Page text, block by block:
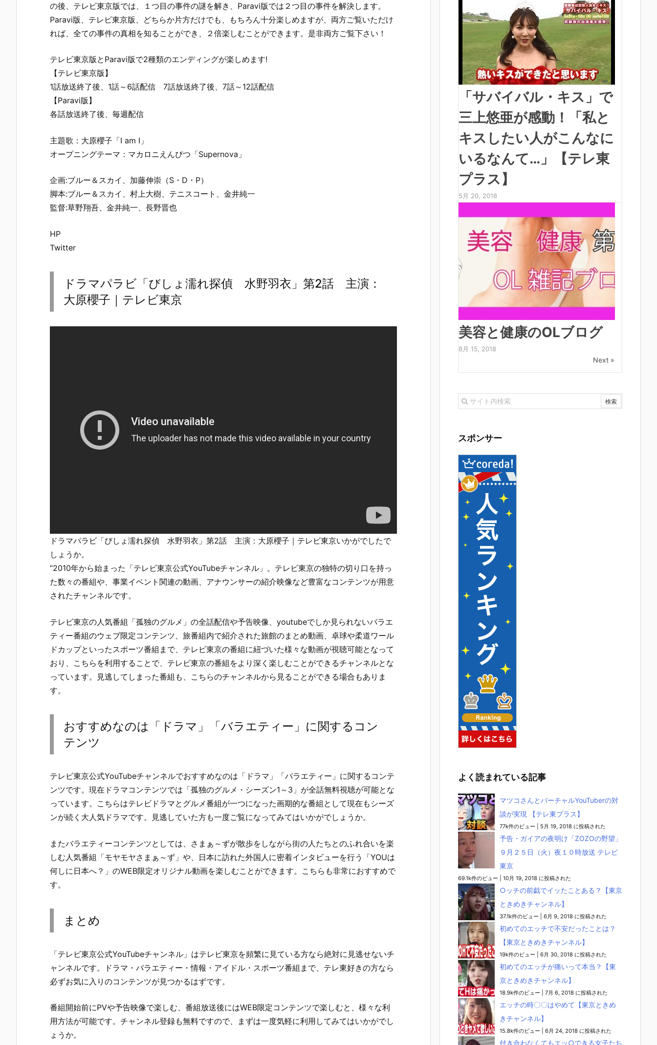
の後、テレビ東京版では、１つ目の事件の謎を解き、Paravi版では２つ目の事件を解決します。
Paravi版、テレビ東京版、どちらか片方だけでも、もちろん十分楽しめますが、両方ご覧いただけ
れば、全ての事件の真相を知ることができ、２倍楽しむことができます。是非両方ご覧下さい！
テレビ東京版とParavi版で2種類のエンディングが楽しめます!
【テレビ東京版】
1話放送終了後、1話～6話配信 7話放送終了後、7話～12話配信
【Paravi版】
各話放送終了後、毎週配信
主題歌：大原櫻子「I am I」
オープニングテーマ：マカロニえんぴつ「Supernova」
企画:ブルー＆スカイ、加藤伸崇（S・D・P）
脚本:ブルー＆スカイ、村上大樹、テニスコート、金井純一
監督:草野翔吾、金井純一、長野晋也
HP
Twitter
ドラマパラビ「びしょ濡れ探偵 水野羽衣」第2話 主演：
大原櫻子｜テレビ東京
ドラマパラビ「びしょ濡れ探偵 水野羽衣」第2話 主演：大原櫻子｜テレビ東京いかがでしたで
しょうか。
“2010年から始まった「テレビ東京公式YouTubeチャンネル」。テレビ東京の独特の切り口を持っ
た数々の番組や、事業イベント関連の動画、アナウンサーの紹介映像など豊富なコンテンツが用意
されたチャンネルです。
テレビ東京の人気番組「孤独のグルメ」の全話配信や予告映像、youtubeでしか見られないバラエ
ティー番組のウェブ限定コンテンツ、旅番組内で紹介された旅館のまとめ動画、卓球や柔道ワール
ドカップといったスポーツ番組まで、テレビ東京の番組に紐づいた様々な動画が視聴可能となって
おり、こちらを利用することで、テレビ東京の番組をより深く楽しむことができるチャンネルとな
っています。見逃してしまった番組も、こちらのチャンネルから見ることができる場合もありま
す。
おすすめなのは「ドラマ」「バラエティー」に関するコン
テンツ
テレビ東京公式YouTubeチャンネルでおすすめなのは「ドラマ」「バラエティー」に関するコンテ
ンツです。現在ドラマコンテンツでは「孤独のグルメ・シーズン1～3」が全話無料視聴が可能とな
っています。こちらはテレビドラマとグルメ番組が一つになった画期的な番組として現在もシーズ
ンが続く大人気ドラマです。見逃していた方も一度ご覧になってみてはいかがでしょうか。
またバラエティーコンテンツとしては、さまぁ～ずが散歩をしながら街の人たちとのふれ合いを楽
しむ人気番組「モヤモヤさまぁ～ず」や、日本に訪れた外国人に密着インタビューを行う「YOUは
何しに日本へ？」のWEB限定オリジナル動画を楽しむことができます。こちらも非常におすすめで
す。
まとめ
「テレビ東京公式YouTubeチャンネル」はテレビ東京を頻繁に見ている方なら絶対に見逃せないチ
ャンネルです。ドラマ・バラエティー・情報・アイドル・スポーツ番組まで、テレ東好きの方なら
必ずお気に入りのコンテンツが見つかるはずです。
番組開始前にPVや予告映像で楽しむ、番組放送後にはWEB限定コンテンツで楽しむと、様々な利
用方法が可能です。チャンネル登録も無料ですので、まずは一度気軽に利用してみてはいかがでし
ょうか。
「サバイバル・キス」で
三上悠亜が感動！「私と
キスしたい人がこんなに
いるなんて…」【テレ東
プラス】
5月 20, 2018
美容と健康のOLブログ
8月 15, 2018
Next »
スポンサー
よく読まれている記事
マツコさんとバーチャルYouTuberの対
談が実現 【テレ東プラス】
77k件のビュー 5月 19, 2018 に投稿された
予告・ガイアの夜明け「ZOZOの野望」
９月２５日（火）夜１０時放送 テレビ
東京
69.1k件のビュー 10月 19, 2018 に投稿された
○ッチの前戯でイッたことある？【東京
ときめきチャンネル】
37.1k件のビュー 6月 9, 2018 に投稿された
初めてのエッチで不安だったことは？
【東京ときめきチャンネル】
19k件のビュー 6月 30, 2018 に投稿された
初めてのエッチが痛いって本当？【東
京ときめきチャンネル】
18.9k件のビュー 7月 6, 2018 に投稿された
エッチの時〇〇はやめて【東京ときめ
きチャンネル】
15.8k件のビュー 6月 24, 2018 に投稿された
付き合わなくてもエッ○できる女子たち